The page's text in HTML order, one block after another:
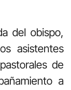
del obispo,
asistentes
de
a